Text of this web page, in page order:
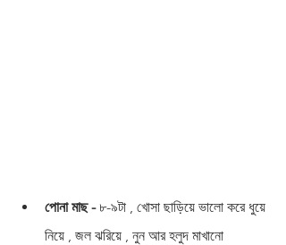
পোনা মাছ - ৮-৯টা , খোসা ছাড়িয়ে ভালো করে ধুয়ে
নিয়ে , জল ঝরিয়ে , নুন আর হলুদ মাখানো